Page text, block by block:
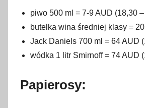
piwo 500 ml = 7-9 AUD (18,30 –
butelka wina średniej klasy = 20
Jack Daniels 700 ml = 64 AUD
wódka 1 litr Smirnoff = 74 AUD
Papierosy: